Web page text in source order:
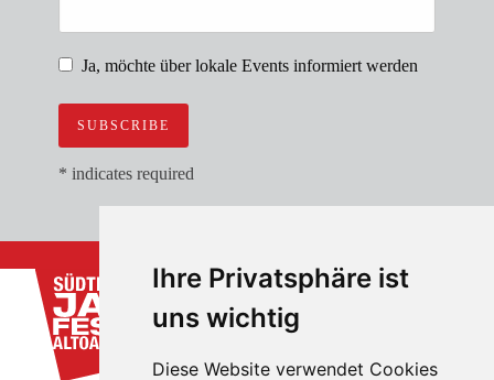
Ihre Privatsphäre ist
uns wichtig
Diese Website verwendet Cookies
Ja, möchte über lokale Events informiert werden
* indicates required